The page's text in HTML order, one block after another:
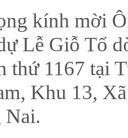
kính mời
Lễ Giỗ Tổ
thứ 1167 tại
Khu 13,